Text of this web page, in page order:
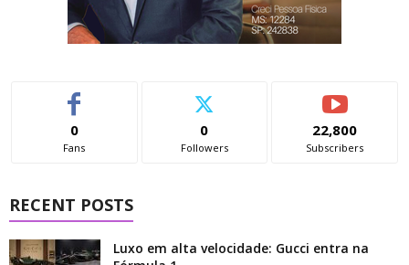
0
Fans
0
Followers
22,800
Subscribers
RECENT POSTS
Luxo em alta velocidade: Gucci entra na